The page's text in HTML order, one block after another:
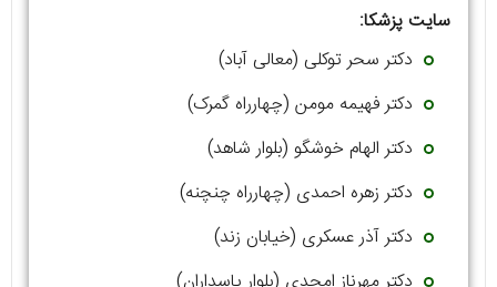
سایت پزشکا:
دکتر سحر توکلی (معالی آباد)
دکتر فهیمه مومن (چهارراه گمرک)
دکتر الهام خوشگو (بلوار شاهد)
دکتر زهره احمدی (چهارراه چنچنه)
دکتر آذر عسکری (خیابان زند)